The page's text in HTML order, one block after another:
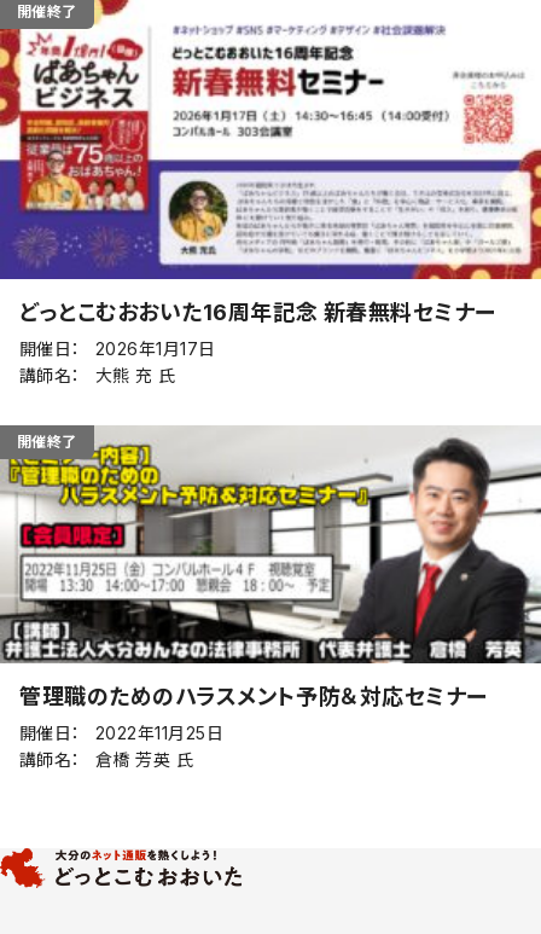
開催終了
どっとこむおおいた16周年記念 新春無料セミナー
開催日：
2026年1月17日
講師名：
大熊 充 氏
開催終了
管理職のためのハラスメント予防＆対応セミナー
開催日：
2022年11月25日
講師名：
倉橋 芳英 氏